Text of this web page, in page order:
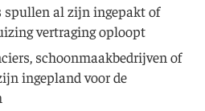
spullen al zijn ingepakt of
vertraging oploopt
schoonmaakbedrijven of
ingepland voor de